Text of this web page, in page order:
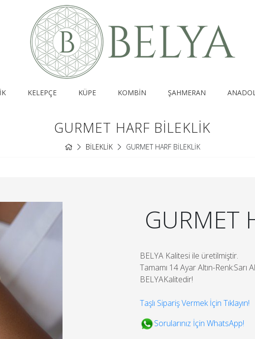
KELEPÇE KÜPE KOMBİN ŞAHMERAN
GURMET HARF BİLEKLİK
BİLEKLİK GURMET HARF BİLEKLİK
GURMET
BELYA Kalitesi ile üretilmiştir.
Tamamı 14 Ayar Altın-Renk:Sarı
BELYAKalitedir!
Taşlı Sipariş Vermek İçin Tıklayın!
Sorularınız İçin WhatsApp!